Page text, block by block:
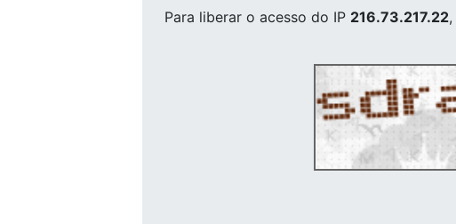
Para liberar o acesso do IP 216.73.217.22